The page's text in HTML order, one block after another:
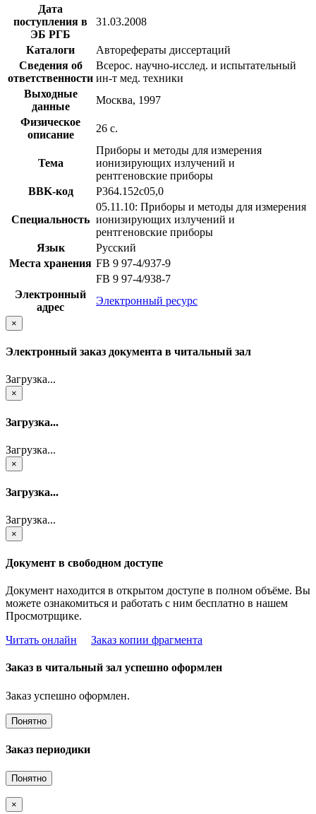
Дата
поступления в
ЭБ РГБ
31.03.2008
Каталоги
Авторефераты диссертаций
Сведения об
ответственности
Всерос. научно-исслед. и испытательный
ин-т мед. техники
Выходные
данные
Москва, 1997
Физическое
описание
26 с.
Тема
Приборы и методы для измерения
ионизирующих излучений и
рентгеновские приборы
BBK-код
Р364.152с05,0
Специальность
05.11.10: Приборы и методы для измерения
ионизирующих излучений и
рентгеновские приборы
Язык
Русский
Места хранения FB 9 97-4/937-9
FB 9 97-4/938-7
Электронный
адрес
Электронный ресурс
×
Электронный заказ документа в читальный зал
Загрузка...
×
Загрузка...
Загрузка...
×
Загрузка...
Загрузка...
×
Документ в свободном доступе
Документ находится в открытом доступе в полном объёме. Вы
можете ознакомиться и работать с ним бесплатно в нашем
Просмотрщике.
Читать онлайн
Заказ копии фрагмента
Заказ в читальный зал успешно оформлен
Заказ успешно оформлен.
Понятно
Заказ периодики
Понятно
×